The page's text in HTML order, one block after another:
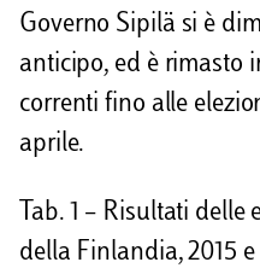
Governo Sipilä si è
anticipo, ed è rimasto
correnti fino alle
aprile.
Tab. 1 – Risultati
della Finlandia, 2015 e